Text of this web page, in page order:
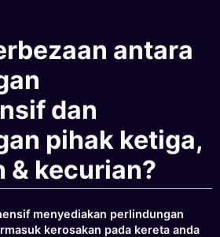
antara
dan
pihak ketiga,
& kecurian?
menyediakan perlindungan
kerosakan pada kereta anda